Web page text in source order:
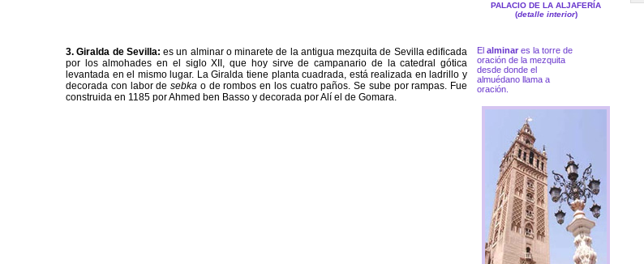
PALACIO DE LA ALJAFERÍA
(detalle interior)
3.Giralda de Sevilla: es un alminar o minarete de la antigua mezquita de Sevilla edificada
por los almohades en el siglo XII, que hoy sirve de campanario de la catedral gótica
levantada en el mismo lugar. La Giralda tiene planta cuadrada, está realizada en ladrillo y
decorada con labor de sebka o de rombos en los cuatro paños. Se sube por rampas. Fue
construida en 1185 por Ahmed ben Basso y decorada por Alí el de Gomara.
El alminar es la torre de
oración de la mezquita
desde donde el
almuédano llama a
oración.